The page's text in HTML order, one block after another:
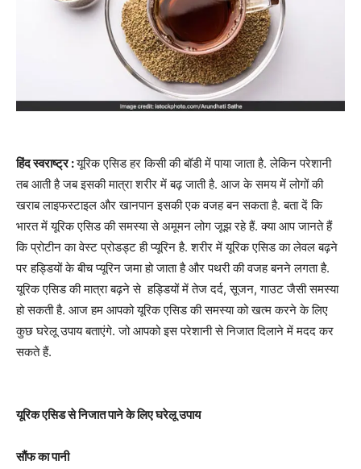
हिंद स्वराष्ट्र :यूरिक एसिड हर किसी की बॉडी में पाया जाता है. लेकिन परेशानी
तब आती है जब इसकी मात्रा शरीर में बढ़ जाती है. आज के समय में लोगों की
खराब लाइफस्टाइल और खानपान इसकी एक वजह बन सकता है. बता दें कि
भारत में यूरिक एसिड की समस्या से अमूमन लोग जूझ रहे हैं. क्या आप जानते हैं
कि प्रोटीन का वेस्ट प्रोडड्ट ही प्यूरिन है. शरीर में यूरिक एसिड का लेवल बढ़ने
पर हड्डियों के बीच प्यूरिन जमा हो जाता है और पथरी की वजह बनने लगता है.
यूरिक एसिड की मात्रा बढ़ने से हड्डियों में तेज दर्द, सूजन, गाउट जैसी समस्या
हो सकती है. आज हम आपको यूरिक एसिड की समस्या को खत्म करने के लिए
कुछ घरेलू उपाय बताएंगे. जो आपको इस परेशानी से निजात दिलाने में मदद कर
सकते हैं.
यूरिक एसिड से निजात पाने के लिए घरेलू उपाय
सौंफ का पानी